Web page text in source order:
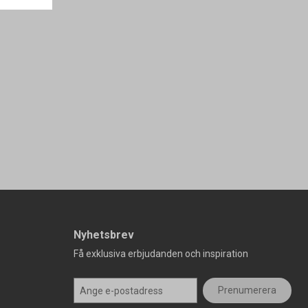
Nyhetsbrev
Få exklusiva erbjudanden och inspiration
Prenumerera